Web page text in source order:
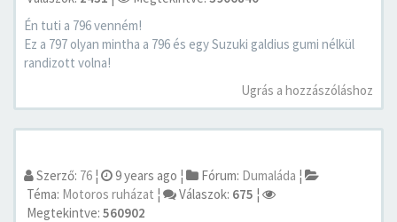
Én tuti a 796 venném!
Ez a 797 olyan mintha a 796 és egy Suzuki galdius gumi nélkül
randizott volna!
Ugrás a hozzászóláshoz
Szerző: 76 ¦ 9 years ago ¦ Fórum: Dumaláda ¦
Téma: Motoros ruházat ¦ Válaszok: 675 ¦
Megtekintve: 560902